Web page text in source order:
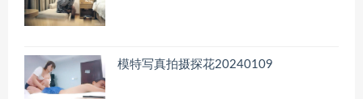
模特写真拍摄探花20240109